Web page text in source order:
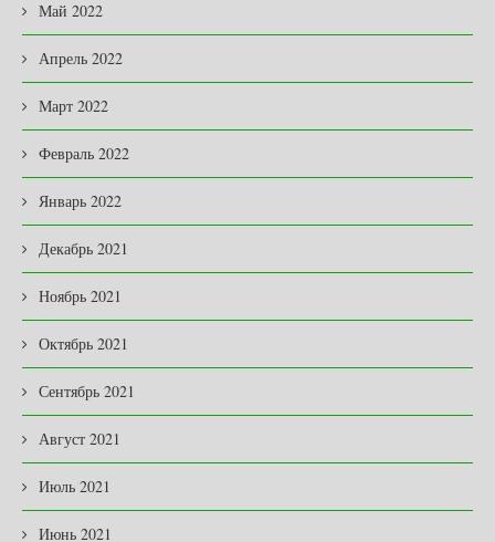
Май 2022
Апрель 2022
Март 2022
Февраль 2022
Январь 2022
Декабрь 2021
Ноябрь 2021
Октябрь 2021
Сентябрь 2021
Август 2021
Июль 2021
Июнь 2021